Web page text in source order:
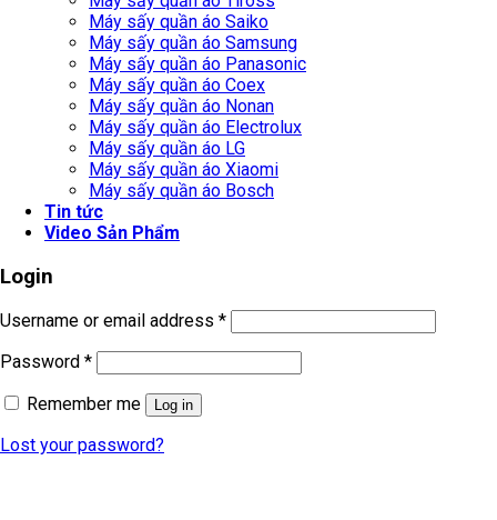
Máy sấy quần áo Saiko
Máy sấy quần áo Samsung
Máy sấy quần áo Panasonic
Máy sấy quần áo Coex
Máy sấy quần áo Nonan
Máy sấy quần áo Electrolux
Máy sấy quần áo LG
Máy sấy quần áo Xiaomi
Máy sấy quần áo Bosch
Tin tức
Video Sản Phẩm
Login
Username or email address *
Password *
Remember me
Log in
Lost your password?